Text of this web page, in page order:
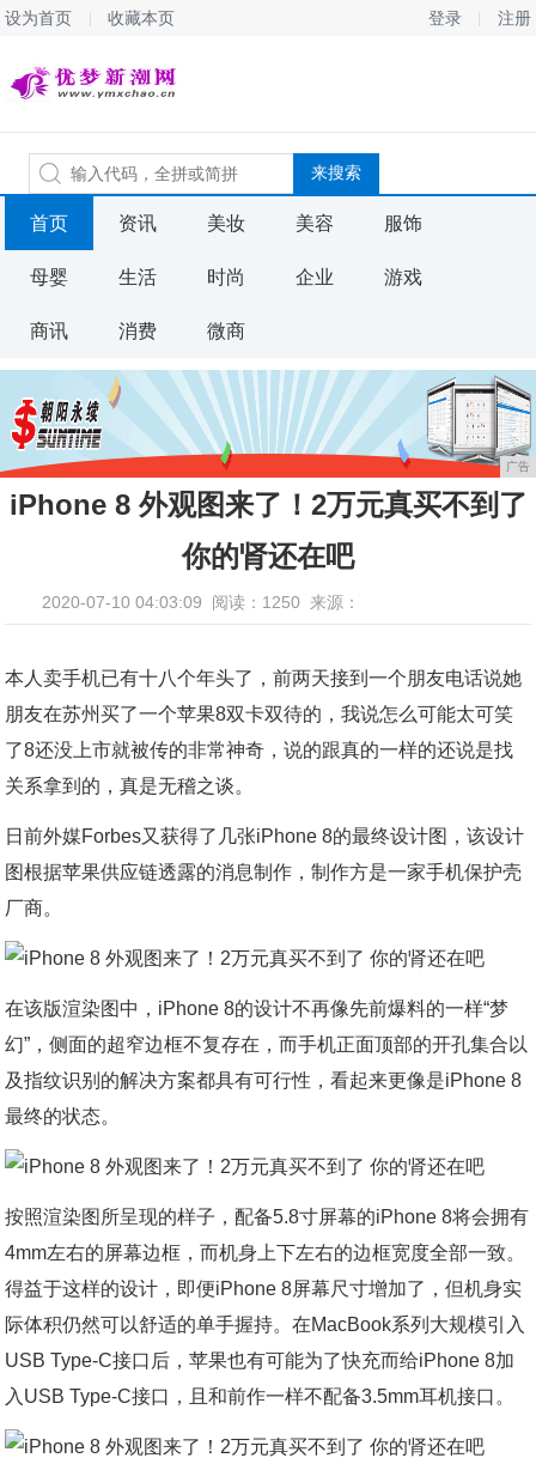
设为首页 收藏本页 登录 注册
首页 资讯 美妆 美容 服饰
母婴 生活 时尚 企业 游戏
商讯 消费 微商
广告
iPhone 8 外观图来了！2万元真买不到了
你的肾还在吧
2020-07-10 04:03:09 阅读：1250 来源：
本人卖手机已有十八个年头了，前两天接到一个朋友电话说她
朋友在苏州买了一个苹果8双卡双待的，我说怎么可能太可笑
了8还没上市就被传的非常神奇，说的跟真的一样的还说是找
关系拿到的，真是无稽之谈。
日前外媒Forbes又获得了几张iPhone 8的最终设计图，该设计
图根据苹果供应链透露的消息制作，制作方是一家手机保护壳
厂商。
在该版渲染图中，iPhone 8的设计不再像先前爆料的一样“梦
幻”，侧面的超窄边框不复存在，而手机正面顶部的开孔集合以
及指纹识别的解决方案都具有可行性，看起来更像是iPhone 8
最终的状态。
按照渲染图所呈现的样子，配备5.8寸屏幕的iPhone 8将会拥有
4mm左右的屏幕边框，而机身上下左右的边框宽度全部一致。
得益于这样的设计，即便iPhone 8屏幕尺寸增加了，但机身实
际体积仍然可以舒适的单手握持。在MacBook系列大规模引入
USB Type-C接口后，苹果也有可能为了快充而给iPhone 8加
入USB Type-C接口，且和前作一样不配备3.5mm耳机接口。